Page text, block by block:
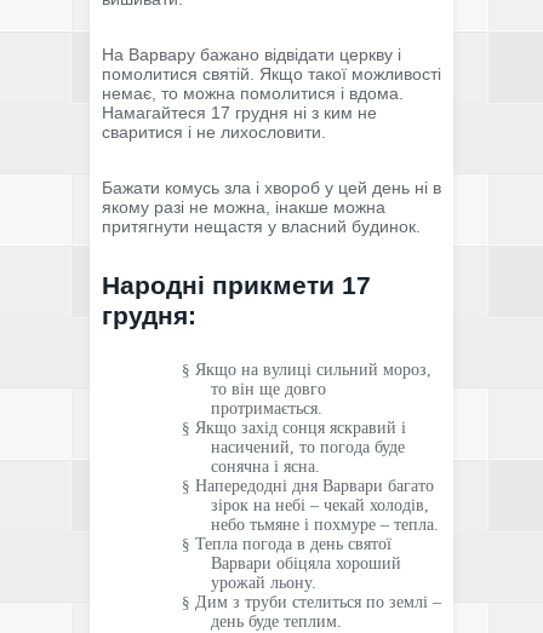
На Варвару бажано відвідати церкву і
помолитися святій. Якщо такої можливості
немає, то можна помолитися і вдома.
Намагайтеся 17 грудня ні з ким не
сваритися і не лихословити.
Бажати комусь зла і хвороб у цей день ні в
якому разі не можна, інакше можна
притягнути нещастя у власний будинок.
Народні прикмети 17
грудня:
§ Якщо на вулиці сильний мороз,
то він ще довго
протримається.
§ Якщо захід сонця яскравий і
насичений, то погода буде
сонячна і ясна.
§ Напередодні дня Варвари багато
зірок на небі – чекай холодів,
небо тьмяне і похмуре – тепла.
§ Тепла погода в день святої
Варвари обіцяла хороший
урожай льону.
§ Дим з труби стелиться по землі –
день буде теплим.